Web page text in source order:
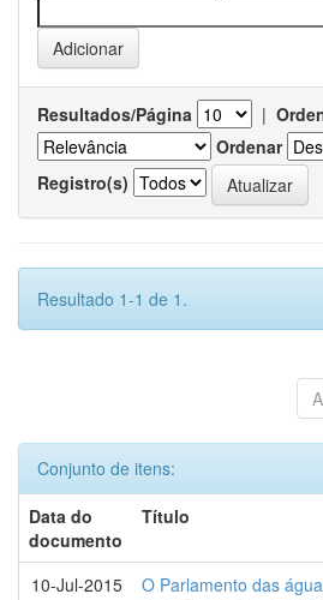
Resultados/Página |
Ordenar
Registro(s)
Resultado 1-1 de 1.
Conjunto de itens:
Data do
documento
Título
10-Jul-2015
O Parlamento das